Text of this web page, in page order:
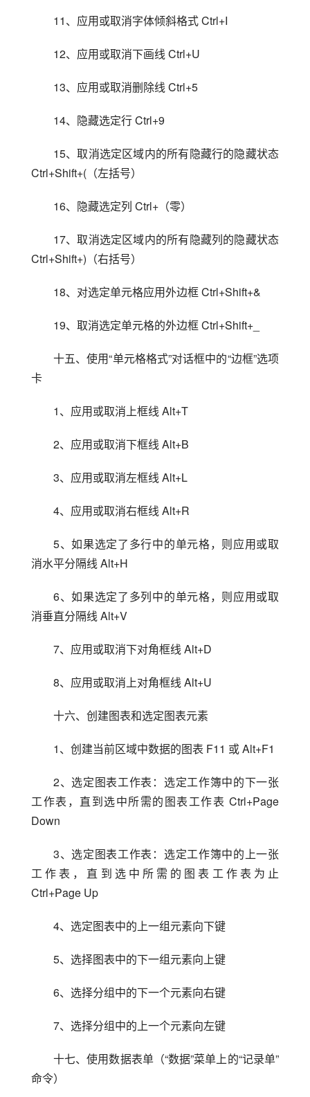
11、应用或取消字体倾斜格式 Ctrl+I
12、应用或取消下画线 Ctrl+U
13、应用或取消删除线 Ctrl+5
14、隐藏选定行 Ctrl+9
15、取消选定区域内的所有隐藏行的隐藏状态
Ctrl+Shift+(（左括号）
16、隐藏选定列 Ctrl+（零）
17、取消选定区域内的所有隐藏列的隐藏状态
Ctrl+Shift+)（右括号）
18、对选定单元格应用外边框 Ctrl+Shift+&
19、取消选定单元格的外边框 Ctrl+Shift+_
十五、使用“单元格格式”对话框中的“边框”选项
卡
1、应用或取消上框线 Alt+T
2、应用或取消下框线 Alt+B
3、应用或取消左框线 Alt+L
4、应用或取消右框线 Alt+R
5、如果选定了多行中的单元格，则应用或取
消水平分隔线 Alt+H
6、如果选定了多列中的单元格，则应用或取
消垂直分隔线 Alt+V
7、应用或取消下对角框线 Alt+D
8、应用或取消上对角框线 Alt+U
十六、创建图表和选定图表元素
1、创建当前区域中数据的图表 F11 或 Alt+F1
2、选定图表工作表：选定工作簿中的下一张
工作表，直到选中所需的图表工作表 Ctrl+Page
Down
3、选定图表工作表：选定工作簿中的上一张
工作表，直到选中所需的图表工作表为止
Ctrl+Page Up
4、选定图表中的上一组元素向下键
5、选择图表中的下一组元素向上键
6、选择分组中的下一个元素向右键
7、选择分组中的上一个元素向左键
十七、使用数据表单（“数据”菜单上的“记录单”
命令）